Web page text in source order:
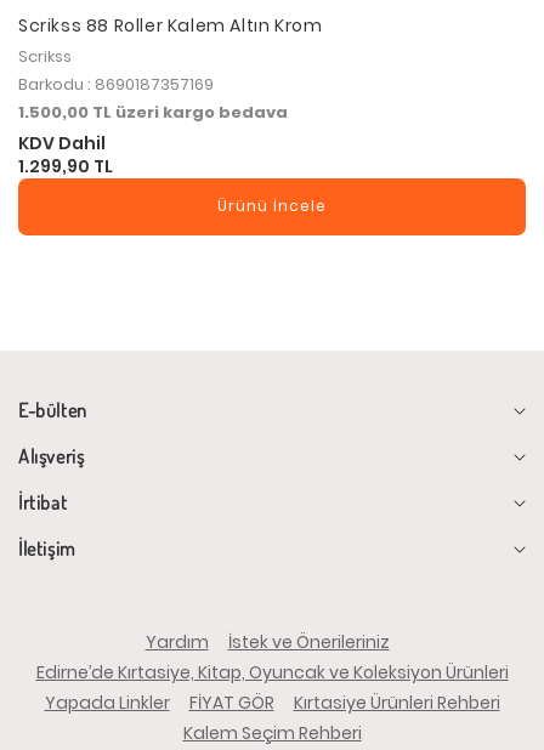
Scrikss 88 Roller Kalem Altın Krom
Scrikss
Barkodu : 8690187357169
1.500,00 TL üzeri kargo bedava
KDV Dahil
1.299,90 TL
Ürünü İncele
E-bülten
Alışveriş
İrtibat
İletişim
Yardım
İstek ve Önerileriniz
Edirne’de Kırtasiye, Kitap, Oyuncak ve Koleksiyon Ürünleri
Yapada Linkler
FİYAT GÖR
Kırtasiye Ürünleri Rehberi
Kalem Seçim Rehberi